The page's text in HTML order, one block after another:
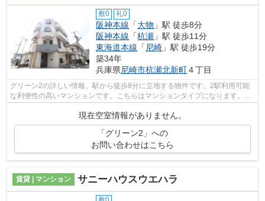
敷0 礼0
阪神本線 「大物 」駅 徒歩8分
阪神本線 「杭瀬 」駅 徒歩11分
東海道本線 「 尼崎 」駅 徒歩19分
築34年
兵庫県尼崎市杭瀬北新町４丁目
グリーン2の詳しい情報。駅から徒歩8分に立地する物件です。2駅利用可能
な利便性の高いマンションです。こちらはマンションタイプになります。賃
現在空室情報がありません。
「グリーン2」への
お問い合わせはこちら
賃貸 | マンション サニーハウスウエハラ